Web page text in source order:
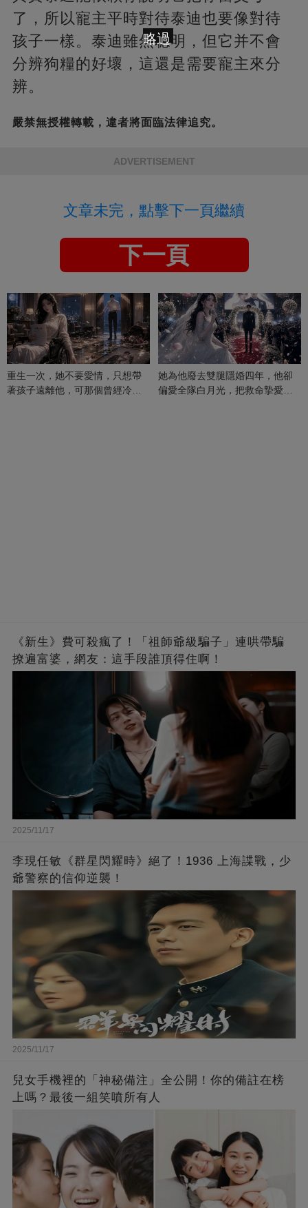
了，所以寵主平時對待泰迪也要像對待
孩子一樣。泰迪雖然聰明，但它并不會
分辨狗糧的好壞，這還是需要寵主來分
辨。
嚴禁無授權轉載，違者將面臨法律追究。
ADVERTISEMENT
文章未完，點擊下一頁繼續
下一頁
重生一次，她不要愛情，只想帶
著孩子遠離他，可那個曾經冷漠
她為他廢去雙腿隱婚四年，他卻
偏愛全隊白月光，把救命摯愛當
《新生》費可殺瘋了！「祖師爺級騙子」連哄帶騙
撩遍富婆，網友：這手段誰頂得住啊！
2025/11/17
李現任敏《群星閃耀時》絕了！1936 上海諜戰，少
爺警察的信仰逆襲！
2025/11/17
兒女手機裡的「神秘備注」全公開！你的備註在榜
上嗎？最後一組笑噴所有人
略過